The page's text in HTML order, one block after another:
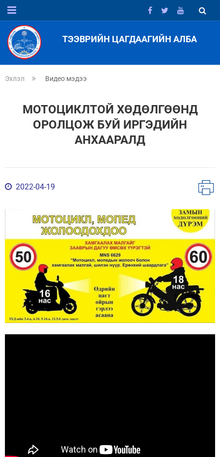
ТЭЭВРИЙН ЦАГДААГИЙН АЛБА
Эхлэл Видео мэдээ
МОТОЦИКЛТОЙ ХӨДӨЛГӨӨНД
ОРОЛЦОЖ БУЙ ИРГЭДИЙН
АНХААРАЛД
2022-04-19